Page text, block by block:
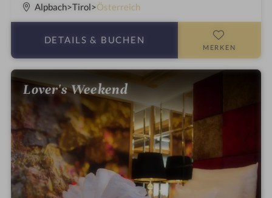
S
t
n
Alpbach Tirol Österreich
DETAILS & BUCHEN
MERKEN
Lover's Weekend